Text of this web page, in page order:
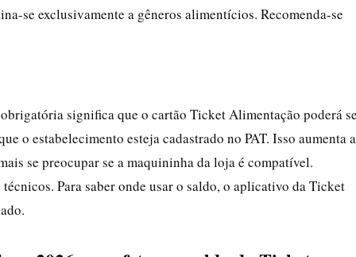
se exclusivamente a gêneros alimentícios. Recomenda-se
significa que o cartão Ticket Alimentação poderá
o estabelecimento esteja cadastrado no PAT. Isso aumenta a
se preocupar se a maquininha da loja é compatível.
Para saber onde usar o saldo, o aplicativo da Ticket